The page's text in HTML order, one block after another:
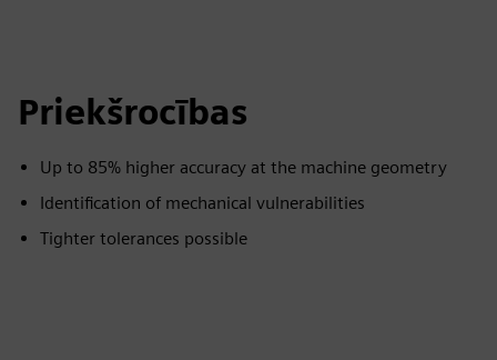
Priekšrocības
Up to 85% higher accuracy at the machine geometry
Identification of mechanical vulnerabilities
Tighter tolerances possible